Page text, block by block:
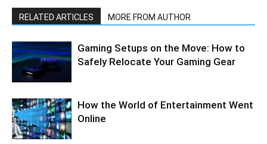
RELATED ARTICLES MORE FROM AUTHOR
Gaming Setups on the Move: How to
Safely Relocate Your Gaming Gear
How the World of Entertainment Went
Online